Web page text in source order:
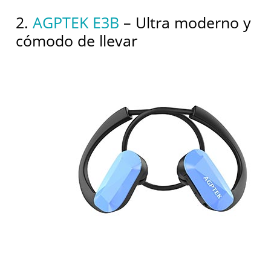
2.AGPTEK E3B – Ultra moderno y
cómodo de llevar